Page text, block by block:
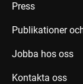
Press
Publikationer
Jobba hos oss
Kontakta oss